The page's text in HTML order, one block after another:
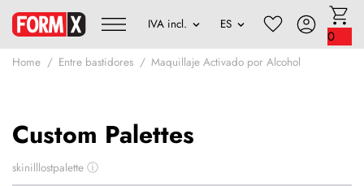
0
Home Entre bastidores Maquillaje Activado por Alcohol
Custom Palettes
skinilllostpalette ⓘ